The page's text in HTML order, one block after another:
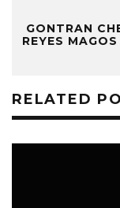
GONTRAN
REYES
RELATED